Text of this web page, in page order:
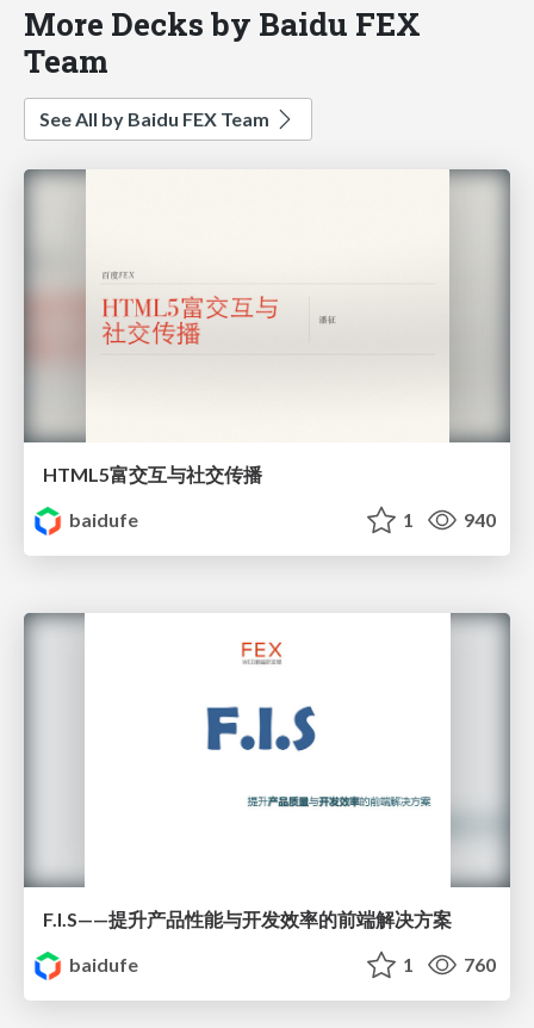
More Decks by Baidu FEX
Team
See All by Baidu FEX Team
HTML5富交互与社交传播
baidufe
1 940
F.I.S——提升产品性能与开发效率的前端解决方案
baidufe
1 760